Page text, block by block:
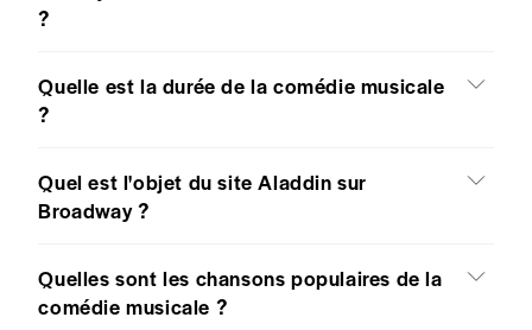
?
Quelle est la durée de la comédie musicale
?
Quel est l'objet du site Aladdin sur
Broadway ?
Quelles sont les chansons populaires de la
comédie musicale ?